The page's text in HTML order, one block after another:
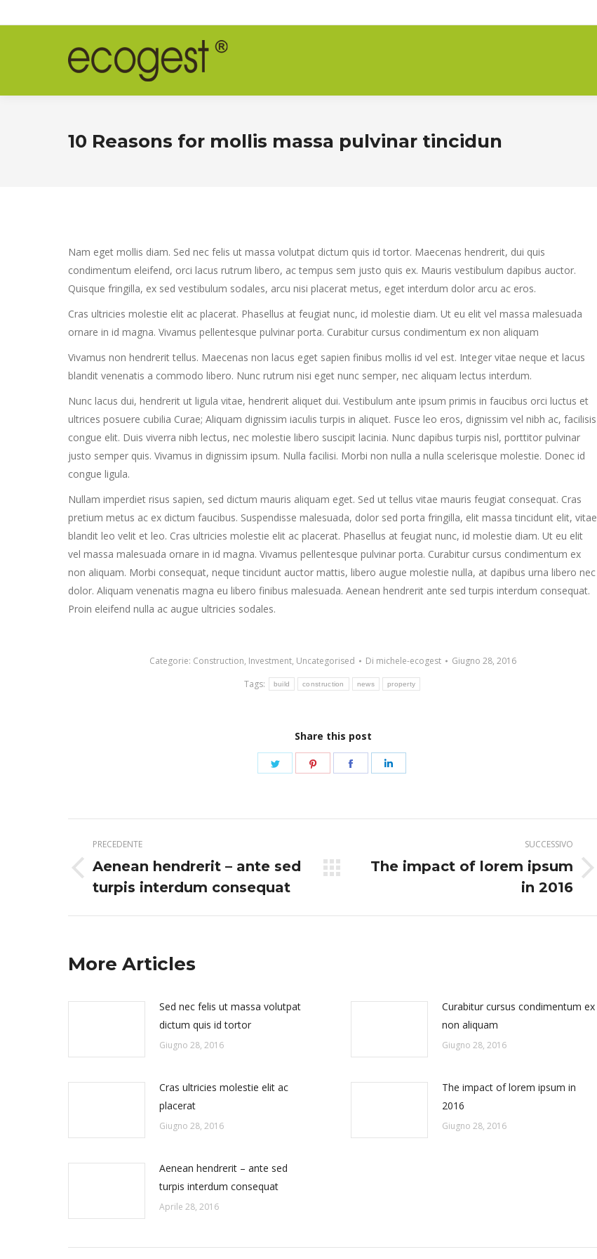
10 Reasons for mollis massa pulvinar tincidun
Nam eget mollis diam. Sed nec felis ut massa volutpat dictum quis id tortor. Maecenas hendrerit, dui quis
condimentum eleifend, orci lacus rutrum libero, ac tempus sem justo quis ex. Mauris vestibulum dapibus auctor.
Quisque fringilla, ex sed vestibulum sodales, arcu nisi placerat metus, eget interdum dolor arcu ac eros.
Cras ultricies molestie elit ac placerat. Phasellus at feugiat nunc, id molestie diam. Ut eu elit vel massa malesuada
ornare in id magna. Vivamus pellentesque pulvinar porta. Curabitur cursus condimentum ex non aliquam
Vivamus non hendrerit tellus. Maecenas non lacus eget sapien finibus mollis id vel est. Integer vitae neque et lacus
blandit venenatis a commodo libero. Nunc rutrum nisi eget nunc semper, nec aliquam lectus interdum.
Nunc lacus dui, hendrerit ut ligula vitae, hendrerit aliquet dui. Vestibulum ante ipsum primis in faucibus orci luctus et
ultrices posuere cubilia Curae; Aliquam dignissim iaculis turpis in aliquet. Fusce leo eros, dignissim vel nibh ac, facilisis
congue elit. Duis viverra nibh lectus, nec molestie libero suscipit lacinia. Nunc dapibus turpis nisl, porttitor pulvinar
justo semper quis. Vivamus in dignissim ipsum. Nulla facilisi. Morbi non nulla a nulla scelerisque molestie. Donec id
congue ligula.
Nullam imperdiet risus sapien, sed dictum mauris aliquam eget. Sed ut tellus vitae mauris feugiat consequat. Cras
pretium metus ac ex dictum faucibus. Suspendisse malesuada, dolor sed porta fringilla, elit massa tincidunt elit, vitae
blandit leo velit et leo. Cras ultricies molestie elit ac placerat. Phasellus at feugiat nunc, id molestie diam. Ut eu elit
vel massa malesuada ornare in id magna. Vivamus pellentesque pulvinar porta. Curabitur cursus condimentum ex
non aliquam. Morbi consequat, neque tincidunt auctor mattis, libero augue molestie nulla, at dapibus urna libero nec
dolor. Aliquam venenatis magna eu libero finibus malesuada. Aenean hendrerit ante sed turpis interdum consequat.
Proin eleifend nulla ac augue ultricies sodales.
Categorie: Construction, Investment, Uncategorised Di michele-ecogest
Giugno 28, 2016
Tags:
build construction news property
Share this post
Condividi Condividi Condividi
tra
post
PRECEDENTE
Post
precedente:
Aenean hendrerit – ante sed
turpis interdum consequat
SUCCESSIVO
Prossimo
The impact of lorem ipsum
in 2016
More Articles
Sed nec felis ut massa volutpat
dictum quis id tortor
Giugno 28, 2016
Curabitur cursus condimentum ex
non aliquam
Giugno 28, 2016
Cras ultricies molestie elit ac
placerat
Giugno 28, 2016
The impact of lorem ipsum in
2016
Giugno 28, 2016
Aenean hendrerit – ante sed
turpis interdum consequat
Aprile 28, 2016